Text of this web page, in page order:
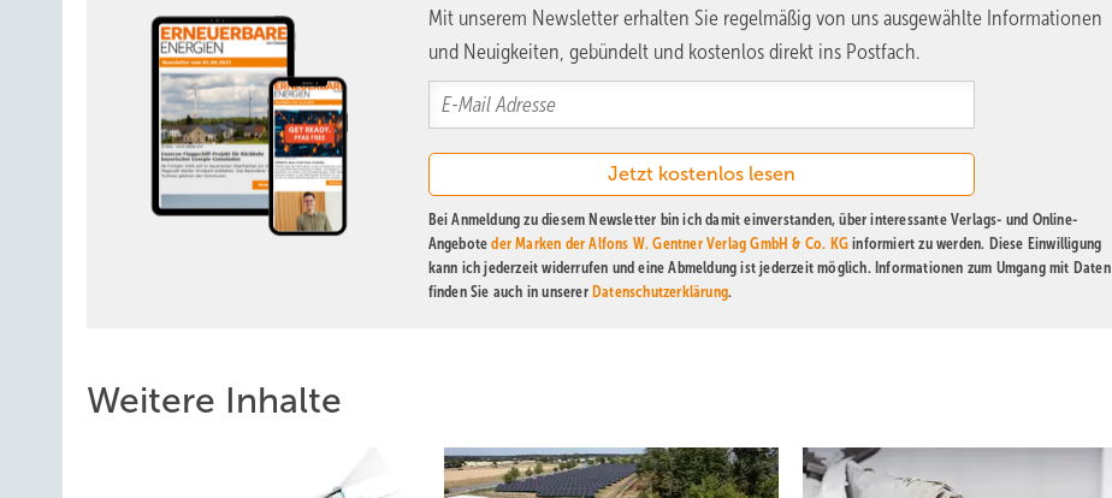
Mit unserem Newsletter erhalten Sie regelmäßig von uns ausgewählte Informationen
und Neuigkeiten, gebündelt und kostenlos direkt ins Postfach.
Bei Anmeldung zu diesem Newsletter bin ich damit einverstanden, über interessante Verlags- und Online-
Angeboteder Marken der Alfons W. Gentner Verlag GmbH & Co. KG informiert zu werden. Diese Einwilligung
kann ich jederzeit widerrufen und eine Abmeldung ist jederzeit möglich. Informationen zum Umgang mit Daten
finden Sie auch in unserer Datenschutzerklärung.
Weitere Inhalte